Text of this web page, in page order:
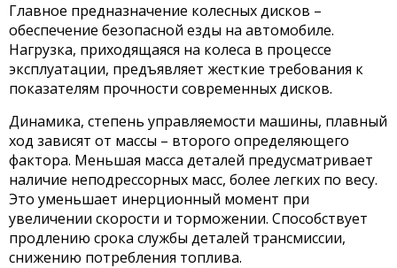
Главное предназначение колесных дисков –
обеспечение безопасной езды на автомобиле.
Нагрузка, приходящаяся на колеса в процессе
эксплуатации, предъявляет жесткие требования к
показателям прочности современных дисков.
Динамика, степень управляемости машины, плавный
ход зависят от массы – второго определяющего
фактора. Меньшая масса деталей предусматривает
наличие неподрессорных масс, более легких по весу.
Это уменьшает инерционный момент при
увеличении скорости и торможении. Способствует
продлению срока службы деталей трансмиссии,
снижению потребления топлива.